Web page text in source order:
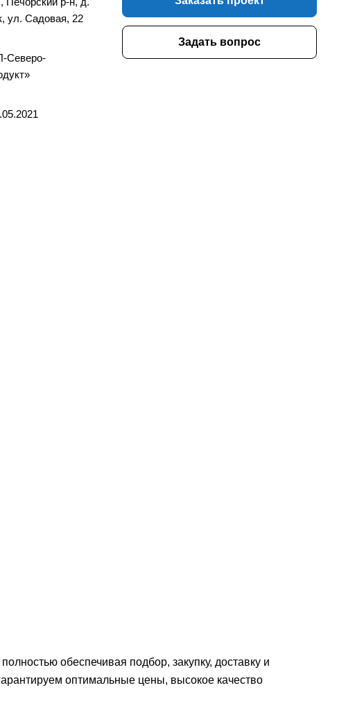
ул. Садовая, 22
Задать вопрос
обеспечивая подбор, закупку, доставку и
оптимальные цены, высокое качество